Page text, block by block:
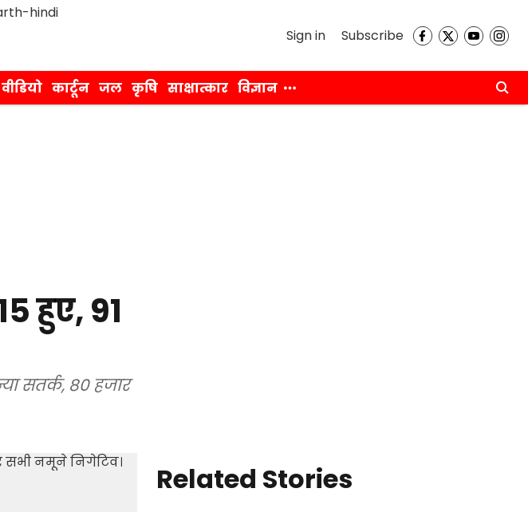
Sign in Subscribe
वीडियो कार्टून जल कृषि साक्षात्कार विज्ञान
हुए, 91
सतर्क, 80 हजार
Related Stories